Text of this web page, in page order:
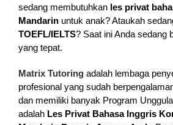
sedang membutuhkan les privat
Mandarin untuk anak? Ataukah
TOEFL/IELTS? Saat ini Anda sedang
yang tepat.
Matrix Tutoring adalah lembaga
profesional yang sudah
dan memiliki banyak Program
adalah Les Privat Bahasa Inggris